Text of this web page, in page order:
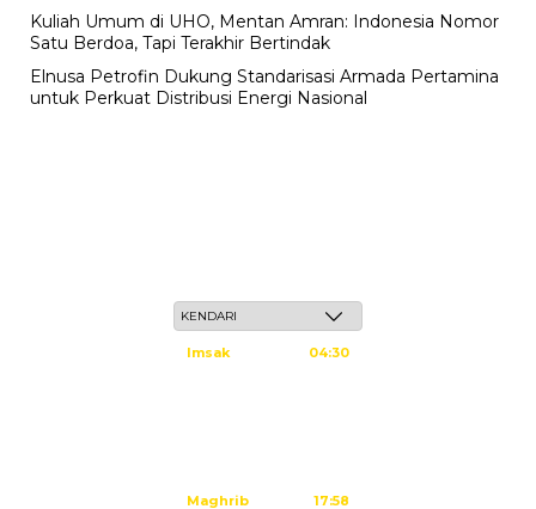
Kuliah Umum di UHO, Mentan Amran: Indonesia Nomor
Satu Berdoa, Tapi Terakhir Bertindak
Elnusa Petrofin Dukung Standarisasi Armada Pertamina
untuk Perkuat Distribusi Energi Nasional
Imsak 04:30
Maghrib 17:58